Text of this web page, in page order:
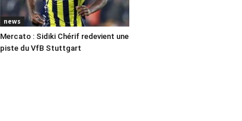
news
Mercato : Sidiki Chérif redevient une
piste du VfB Stuttgart